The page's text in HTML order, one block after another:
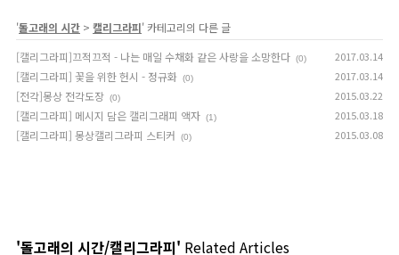
'돌고래의 시간 > 캘리그라피' 카테고리의 다른 글
[캘리그라피]끄적끄적 - 나는 매일 수채화 같은 사랑을 소망한다 (0) 2017.03.14
[캘리그라피] 꽃을 위한 헌시 - 정규화 (0) 2017.03.14
[전각]몽상 전각도장 (0) 2015.03.22
[캘리그라피] 메시지 담은 캘리그래피 액자 (1) 2015.03.18
[캘리그라피] 몽상캘리그라피 스티커 (0) 2015.03.08
'돌고래의 시간/캘리그라피' Related Articles